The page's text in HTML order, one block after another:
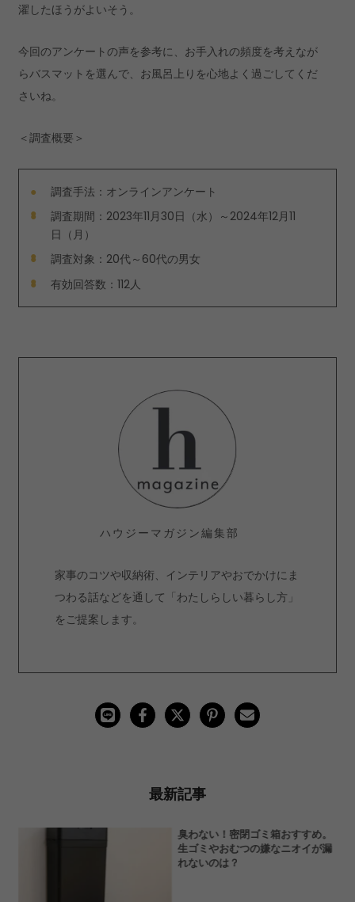
濯したほうがよいそう。
今回のアンケートの声を参考に、お手入れの頻度を考えなが
らバスマットを選んで、お風呂上りを心地よく過ごしてくだ
さいね。
＜調査概要＞
調査手法：オンラインアンケート
調査期間：2023年11月30日（水）～2024年12月11
日（月）
調査対象：20代～60代の男女
有効回答数：112人
ハウジーマガジン編集部
家事のコツや収納術、インテリアやおでかけにま
つわる話などを通して「わたしらしい暮らし方」
をご提案します。
最新記事
臭わない！密閉ゴミ箱おすすめ。
生ゴミやおむつの嫌なニオイが漏
れないのは？